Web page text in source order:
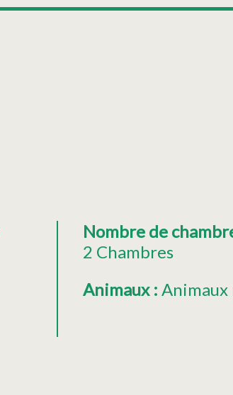
Nombre de
2 Chambres
Animaux : Animaux